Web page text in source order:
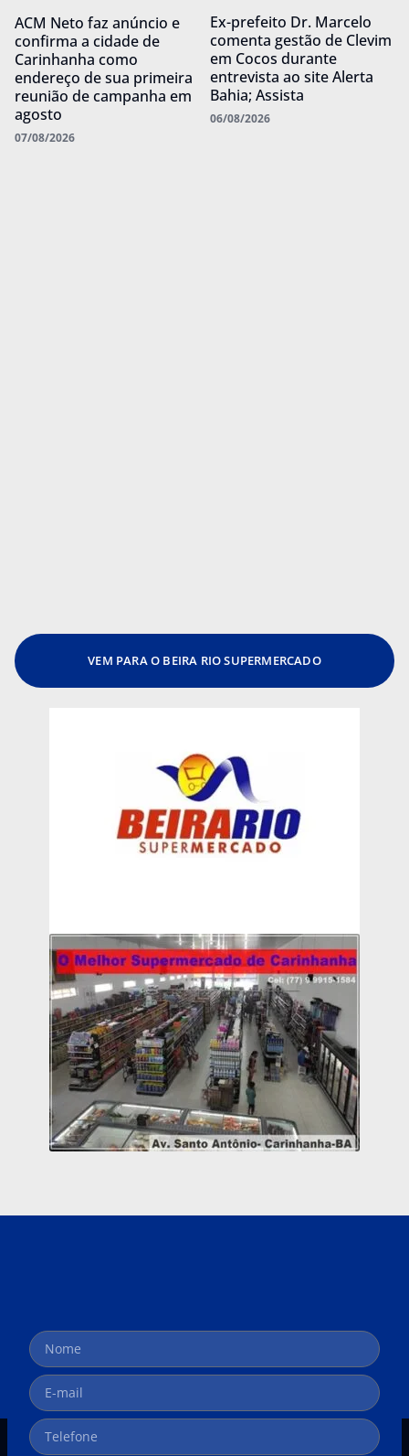
ACM Neto faz anúncio e
confirma a cidade de
Carinhanha como
endereço de sua primeira
reunião de campanha em
agosto
07/08/2026
Ex-prefeito Dr. Marcelo
comenta gestão de Clevim
em Cocos durante
entrevista ao site Alerta
Bahia; Assista
06/08/2026
VEM PARA O BEIRA RIO SUPERMERCADO